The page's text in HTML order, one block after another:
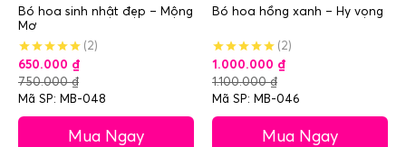
Bó hoa sinh nhật đẹp – Mộng
Mơ
(2)
650.000 ₫
750.000₫
Mã SP: MB-048
Mua Ngay
Bó hoa hồng xanh – Hy vọng
(2)
1.000.000 ₫
1.100.000₫
Mã SP: MB-046
Mua Ngay